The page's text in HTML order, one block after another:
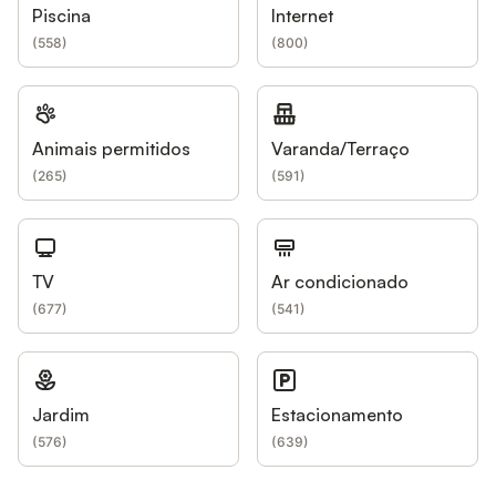
Piscina
(558)
Internet
(800)
Animais permitidos
(265)
Varanda/Terraço
(591)
TV
(677)
Ar condicionado
(541)
Jardim
(576)
Estacionamento
(639)